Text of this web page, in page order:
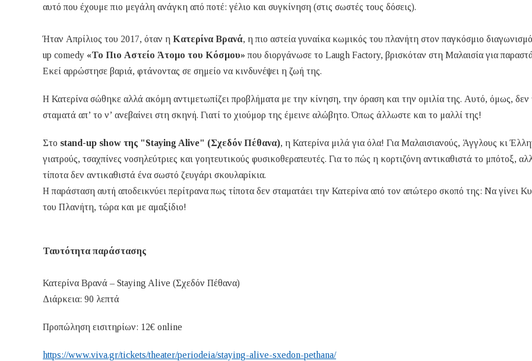
αυτό που έχουμε πιο μεγάλη ανάγκη από ποτέ: γέλιο και συγκίνηση (στις σωστές τους δόσεις).
Ήταν Απρίλιος του 2017, όταν η Κατερίνα Βρανά, η πιο αστεία γυναίκα κωμικός του πλανήτη στον παγκόσμιο
up comedy «Το Πιο Αστείο Άτομο του Κόσμου» που διοργάνωσε το Laugh Factory, βρισκόταν στη Μαλαισία για
Εκεί αρρώστησε βαριά, φτάνοντας σε σημείο να κινδυνέψει η ζωή της.
Η Κατερίνα σώθηκε αλλά ακόμη αντιμετωπίζει προβλήματα με την κίνηση, την όραση και την ομιλία της. Αυτό, όμως, δεν
σταματά απ’ το ν’ ανεβαίνει στη σκηνή. Γιατί το χιούμορ της έμεινε αλώβητο. Όπως άλλωστε και το μαλλί της!
Στο stand-up show της "Staying Alive" (Σχεδόν Πέθανα), η Κατερίνα μιλά για όλα! Για Μαλαισιανούς, Άγγλους κι
γιατρούς, τσαχπίνες νοσηλεύτριες και γοητευτικούς φυσικοθεραπευτές. Για το πώς η κορτιζόνη αντικαθιστά το μπότοξ,
τίποτα δεν αντικαθιστά ένα σωστό ζευγάρι σκουλαρίκια.
Η παράσταση αυτή αποδεικνύει περίτρανα πως τίποτα δεν σταματάει την Κατερίνα από τον απώτερο σκοπό της: Να γίνει
του Πλανήτη, τώρα και με αμαξίδιο!
Ταυτότητα παράστασης
Κατερίνα Βρανά – Staying Alive (Σχεδόν Πέθανα)
Διάρκεια: 90 λεπτά
Προπώληση εισιτηρίων: 12€ online
https://www.viva.gr/tickets/theater/periodeia/staying-alive-sxedon-pethana/